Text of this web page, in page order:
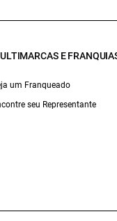
E
um Franqueado
seu Representante